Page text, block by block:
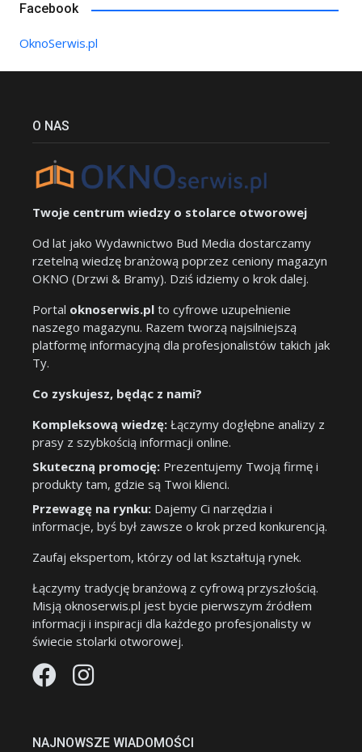
Facebook
OknoSerwis.pl
O NAS
Twoje centrum wiedzy o stolarce otworowej
Od lat jako Wydawnictwo Bud Media dostarczamy
rzetelną wiedzę branżową poprzez ceniony magazyn
OKNO (Drzwi & Bramy). Dziś idziemy o krok dalej.
Portal oknoserwis.pl to cyfrowe uzupełnienie
naszego magazynu. Razem tworzą najsilniejszą
platformę informacyjną dla profesjonalistów takich jak
Ty.
Co zyskujesz, będąc z nami?
Kompleksową wiedzę: Łączymy dogłębne analizy z
prasy z szybkością informacji online.
Skuteczną promocję: Prezentujemy Twoją firmę i
produkty tam, gdzie są Twoi klienci.
Przewagę na rynku: Dajemy Ci narzędzia i
informacje, byś był zawsze o krok przed konkurencją.
Zaufaj ekspertom, którzy od lat kształtują rynek.
Łączymy tradycję branżową z cyfrową przyszłością.
Misją oknoserwis.pl jest bycie pierwszym źródłem
informacji i inspiracji dla każdego profesjonalisty w
świecie stolarki otworowej.
NAJNOWSZE WIADOMOŚCI